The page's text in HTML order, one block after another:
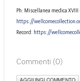
Ph: Miscellanea medica XVIII
https://
Record: https://
Commenti (0)